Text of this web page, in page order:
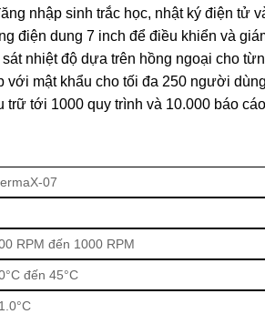
nhập sinh trắc học, nhật ký điện tử
điện dung 7 inch để điều khiển và
sát nhiệt độ dựa trên hồng ngoại cho
với mật khẩu cho tối đa 250 người
trữ tới 1000 quy trình và 10.000 báo
07
RPM đến 1000 RPM
đến 45°C